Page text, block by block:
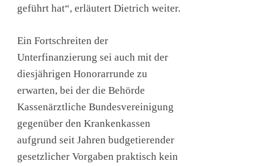
geführt hat“, erläutert Dietrich weiter.
Ein Fortschreiten der
Unterfinanzierung sei auch mit der
diesjährigen Honorarrunde zu
erwarten, bei der die Behörde
Kassenärztliche Bundesvereinigung
gegenüber den Krankenkassen
aufgrund seit Jahren budgetierender
gesetzlicher Vorgaben praktisch kein